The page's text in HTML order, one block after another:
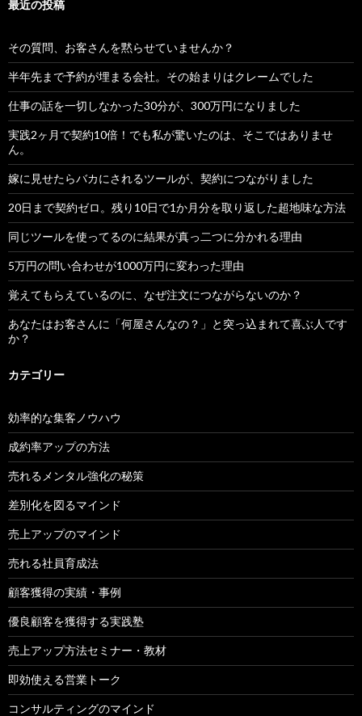
最近の投稿
その質問、お客さんを黙らせていませんか？
半年先まで予約が埋まる会社。その始まりはクレームでした
仕事の話を一切しなかった30分が、300万円になりました
実践2ヶ月で契約10倍！でも私が驚いたのは、そこではありませ
ん。
嫁に見せたらバカにされるツールが、契約につながりました
20日まで契約ゼロ。残り10日で1か月分を取り返した超地味な方法
同じツールを使ってるのに結果が真っ二つに分かれる理由
5万円の問い合わせが1000万円に変わった理由
覚えてもらえているのに、なぜ注文につながらないのか？
あなたはお客さんに「何屋さんなの？」と突っ込まれて喜ぶ人です
か？
カテゴリー
効率的な集客ノウハウ
成約率アップの方法
売れるメンタル強化の秘策
差別化を図るマインド
売上アップのマインド
売れる社員育成法
顧客獲得の実績・事例
優良顧客を獲得する実践塾
売上アップ方法セミナー・教材
即効使える営業トーク
コンサルティングのマインド